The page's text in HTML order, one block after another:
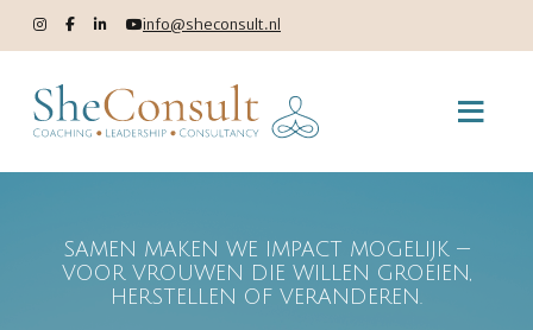
info@sheconsult.nl
SAMEN MAKEN WE IMPACT MOGELIJK —
VOOR VROUWEN DIE WILLEN GROEIEN,
HERSTELLEN OF VERANDEREN.